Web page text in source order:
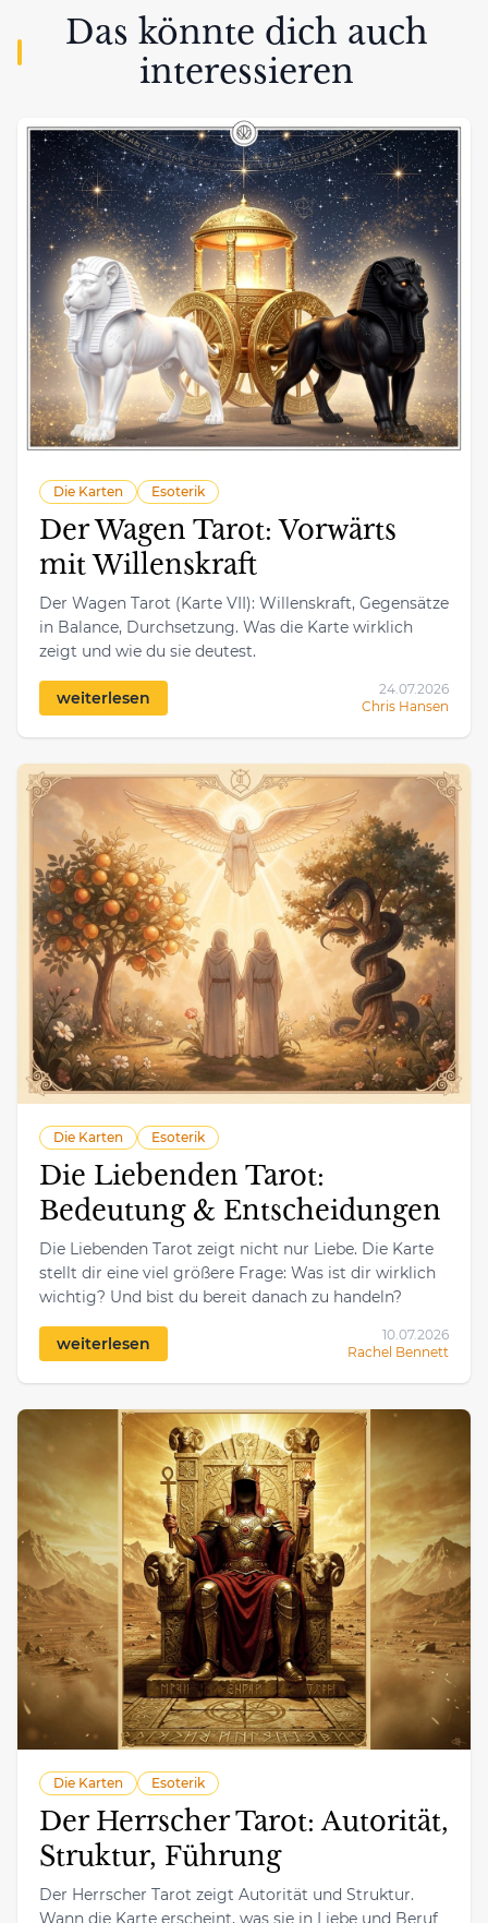
Das könnte dich auch
interessieren
Die Karten Esoterik
Der Wagen Tarot: Vorwärts
mit Willenskraft
Der Wagen Tarot (Karte VII): Willenskraft, Gegensätze
in Balance, Durchsetzung. Was die Karte wirklich
zeigt und wie du sie deutest.
weiterlesen
24.07.2026
Chris Hansen
Die Karten Esoterik
Die Liebenden Tarot:
Bedeutung & Entscheidungen
Die Liebenden Tarot zeigt nicht nur Liebe. Die Karte
stellt dir eine viel größere Frage: Was ist dir wirklich
wichtig? Und bist du bereit danach zu handeln?
weiterlesen
10.07.2026
Rachel Bennett
Die Karten Esoterik
Der Herrscher Tarot: Autorität,
Struktur, Führung
Der Herrscher Tarot zeigt Autorität und Struktur.
Wann die Karte erscheint, was sie in Liebe und Beruf